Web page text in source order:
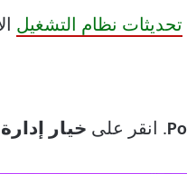
تحديثات نظام التشغيل
. انقر على خيار